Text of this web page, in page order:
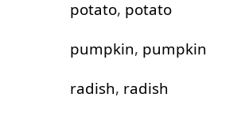
potato, potato
pumpkin, pumpkin
radish, radish